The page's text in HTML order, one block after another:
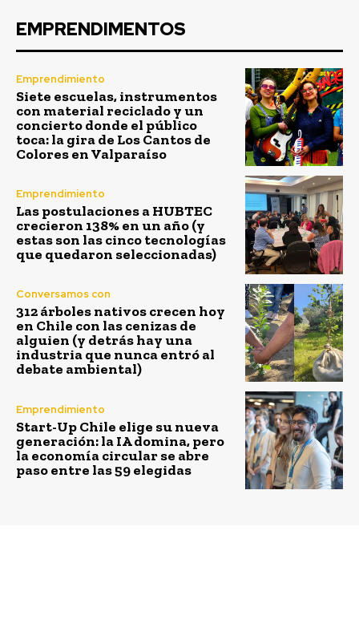
EMPRENDIMENTOS
Emprendimiento
Siete escuelas, instrumentos
con material reciclado y un
concierto donde el público
toca: la gira de Los Cantos de
Colores en Valparaíso
Emprendimiento
Las postulaciones a HUBTEC
crecieron 138% en un año (y
estas son las cinco tecnologías
que quedaron seleccionadas)
Conversamos con
312 árboles nativos crecen hoy
en Chile con las cenizas de
alguien (y detrás hay una
industria que nunca entró al
debate ambiental)
Emprendimiento
Start-Up Chile elige su nueva
generación: la IA domina, pero
la economía circular se abre
paso entre las 59 elegidas